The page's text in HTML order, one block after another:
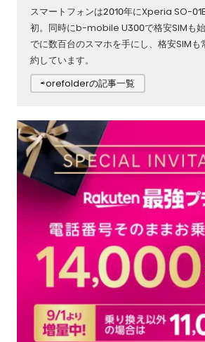
スマートフォンは2010年にXperia SO-
初。同時にb-mobile U300で格安SIMも
でに数百台のスマホを手にし、格安SIMも
約しています。
⇨orefolderの記事一覧